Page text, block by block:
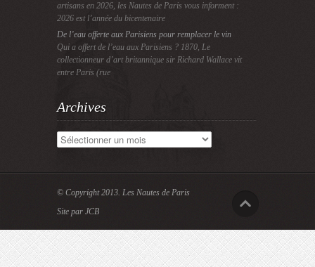
artisans en 2026, les Nautes de Paris vous informent :
2026 est l’année du bicentenaire
De l’eau offerte aux Parisiens pour remplacer le vin
Qui a offert de l’eau aux Parisiens ? 1870, Le
collectionneur d’art britannique sir Richard Wallace vit
entre Paris (rue
Archives
Archives
© Copyright 2013. Les Nautes de Paris
Site par JCB